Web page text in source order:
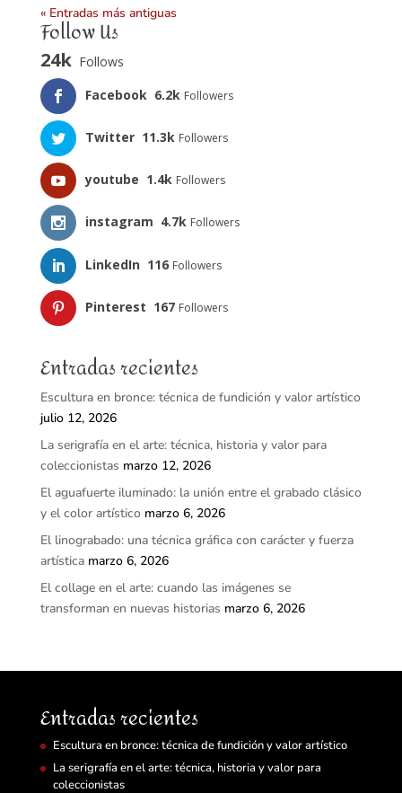
« Entradas más antiguas
Follow Us
24k Follows
Facebook 6.2k Followers
Twitter 11.3k Followers
youtube 1.4k Followers
instagram 4.7k Followers
LinkedIn 116 Followers
Pinterest 167 Followers
Entradas recientes
Escultura en bronce: técnica de fundición y valor artístico
julio 12, 2026
La serigrafía en el arte: técnica, historia y valor para
coleccionistas marzo 12, 2026
El aguafuerte iluminado: la unión entre el grabado clásico
y el color artístico marzo 6, 2026
El linograbado: una técnica gráfica con carácter y fuerza
artística marzo 6, 2026
El collage en el arte: cuando las imágenes se
transforman en nuevas historias marzo 6, 2026
Entradas recientes
Escultura en bronce: técnica de fundición y valor artístico
La serigrafía en el arte: técnica, historia y valor para
coleccionistas